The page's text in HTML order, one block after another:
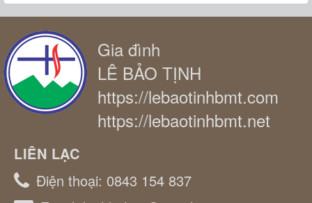
Gia đình
LÊ BẢO TỊNH
https://lebaotinhbmt.com
https://lebaotinhbmt.net
LIÊN LẠC
Điện thoại: 0843 154 837